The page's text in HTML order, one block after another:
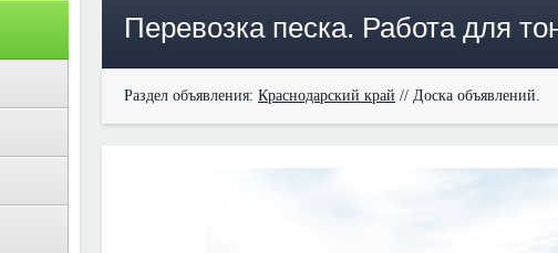
Перевозка песка. Работа для
Раздел объявления: Краснодарский край // Доска объявлений.